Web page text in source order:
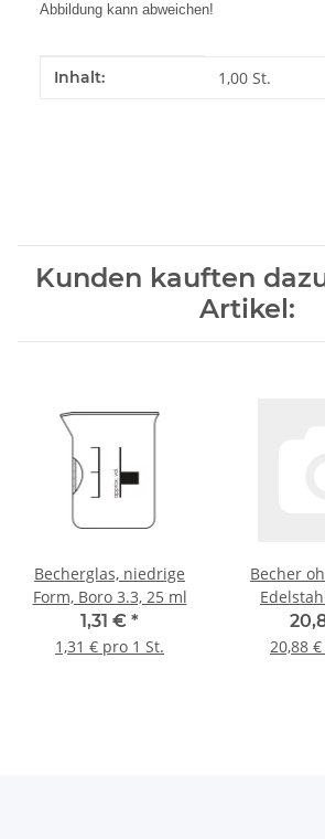
Abbildung kann abweichen!
Produkteigenschaft
Wert
Inhalt: 1,00 St.
Kunden kauften
Artikel:
Becherglas, niedrige
Form, Boro 3.3, 25 ml
1,31 € *
1,31 € pro 1 St.
Becher
20,88